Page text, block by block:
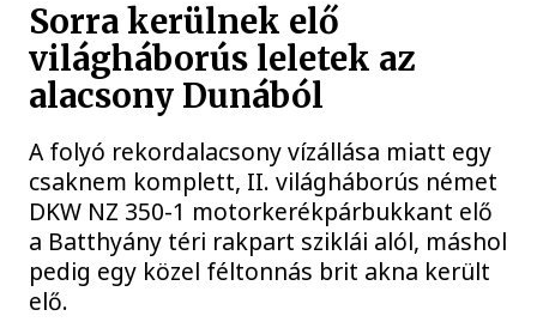
Sorra kerülnek elő
világháborús leletek az
alacsony Dunából
A folyó rekordalacsony vízállása miatt egy
csaknem komplett, II. világháborús német
DKW NZ 350-1 motorkerékpárbukkant elő
a Batthyány téri rakpart sziklái alól, máshol
pedig egy közel féltonnás brit akna került
elő.